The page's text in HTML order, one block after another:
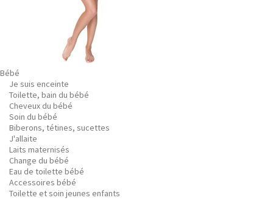
Bébé
Je suis enceinte
Toilette, bain du bébé
Cheveux du bébé
Soin du bébé
Biberons, tétines, sucettes
J'allaite
Laits maternisés
Change du bébé
Eau de toilette bébé
Accessoires bébé
Toilette et soin jeunes enfants